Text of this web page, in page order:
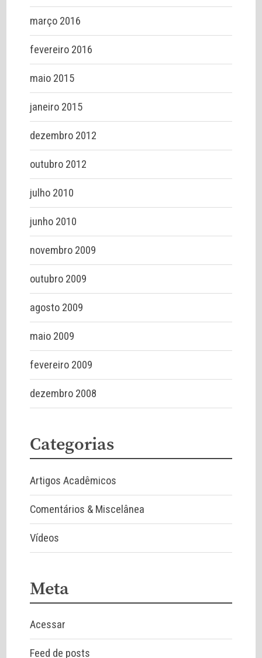
março 2016
fevereiro 2016
maio 2015
janeiro 2015
dezembro 2012
outubro 2012
julho 2010
junho 2010
novembro 2009
outubro 2009
agosto 2009
maio 2009
fevereiro 2009
dezembro 2008
Categorias
Artigos Acadêmicos
Comentários & Miscelânea
Vídeos
Meta
Acessar
Feed de posts